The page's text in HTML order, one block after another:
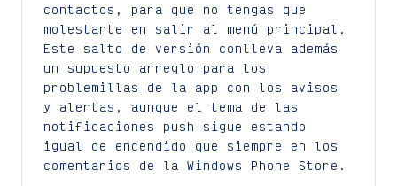
contactos, para que no tengas que
molestarte en salir al menú principal.
Este salto de versión conlleva además
un supuesto arreglo para los
problemillas de la app con los avisos
y alertas, aunque el tema de las
notificaciones push sigue estando
igual de encendido que siempre en los
comentarios de la Windows Phone Store.